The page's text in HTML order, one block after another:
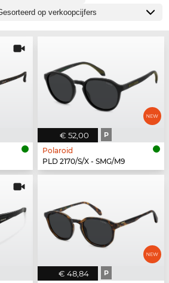
€ 52,00 P
Polaroid
PLD 2170/S/X - SMG/M9
€ 48,84 P